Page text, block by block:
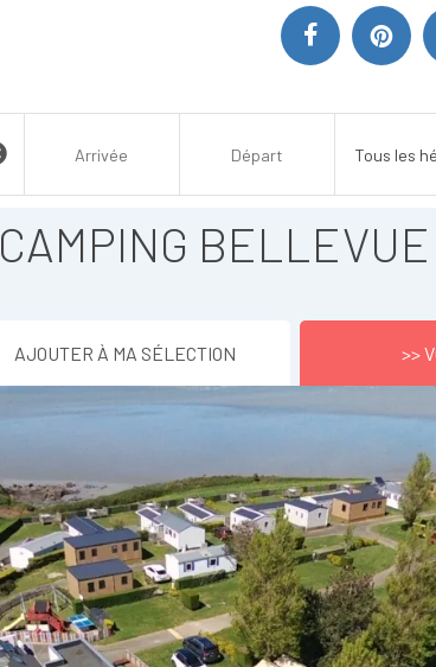
CAMPING
AJOUTER À MA SÉLECTION >>